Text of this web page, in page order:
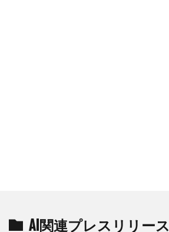
AI関連プレスリリース